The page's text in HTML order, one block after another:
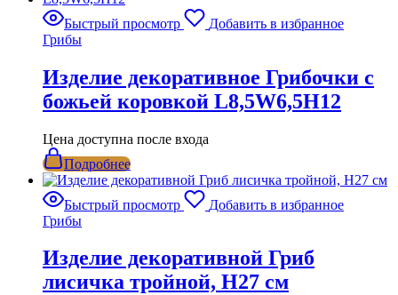
Быстрый просмотр
Добавить в избранное
Грибы
Изделие декоративное Грибочки с
божьей коровкой L8,5W6,5H12
Цена доступна после входа
Подробнее
Быстрый просмотр
Добавить в избранное
Грибы
Изделие декоративной Гриб
лисичка тройной, Н27 см